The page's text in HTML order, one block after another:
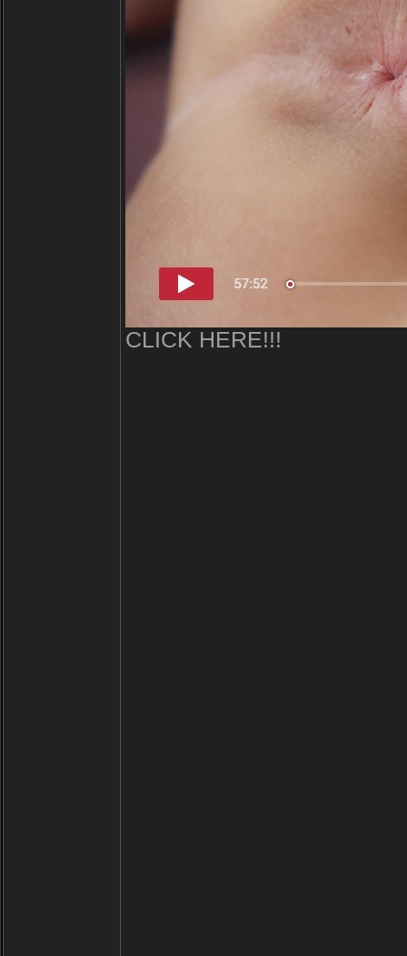
CLICK HERE!!!